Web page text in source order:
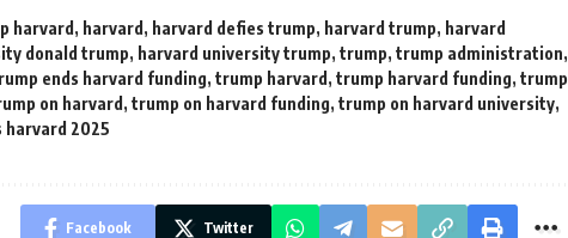
harvard , harvard , harvard defies trump, harvard trump, harvard
donald trump, harvard university trump, trump, trump administration,
ends harvard funding, trump harvard , trump harvard funding, trump
on harvard , trump on harvard funding, trump on harvard university,
harvard 2025
Facebook Twitter